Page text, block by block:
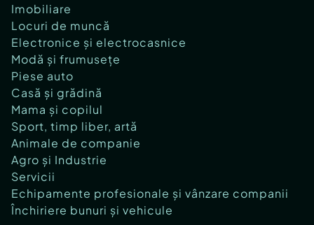
Imobiliare
Locuri de muncă
Electronice și electrocasnice
Modă și frumusețe
Piese auto
Casă și grădină
Mama și copilul
Sport, timp liber, artă
Animale de companie
Agro și Industrie
Servicii
Echipamente profesionale și vânzare companii
Închiriere bunuri și vehicule